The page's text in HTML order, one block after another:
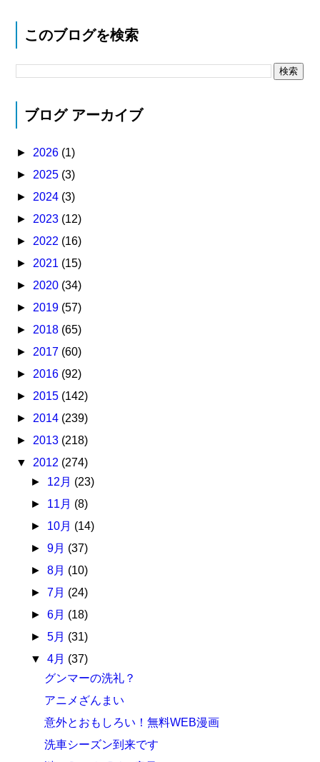
このブログを検索
ブログ アーカイブ
► 2026 (1)
► 2025 (3)
► 2024 (3)
► 2023 (12)
► 2022 (16)
► 2021 (15)
► 2020 (34)
► 2019 (57)
► 2018 (65)
► 2017 (60)
► 2016 (92)
► 2015 (142)
► 2014 (239)
► 2013 (218)
▼ 2012 (274)
► 12月 (23)
► 11月 (8)
► 10月 (14)
► 9月 (37)
► 8月 (10)
► 7月 (24)
► 6月 (18)
► 5月 (31)
▼ 4月 (37)
グンマーの洗礼？
アニメざんまい
意外とおもしろい！無料WEB漫画
洗車シーズン到来です